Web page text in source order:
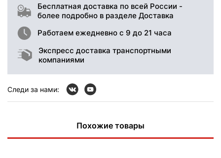
Бесплатная доставка по всей России -
более подробно в разделе Доставка
Работаем ежедневно с 9 до 21 часа
Экспресс доставка транспортными
компаниями
Следи за нами:
Похожие товары